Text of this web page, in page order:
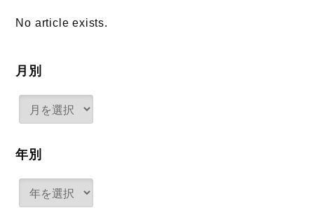
No article exists.
月別
年別